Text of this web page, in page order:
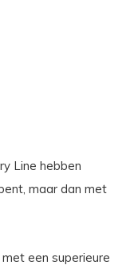
Line hebben
maar dan met
een superieure